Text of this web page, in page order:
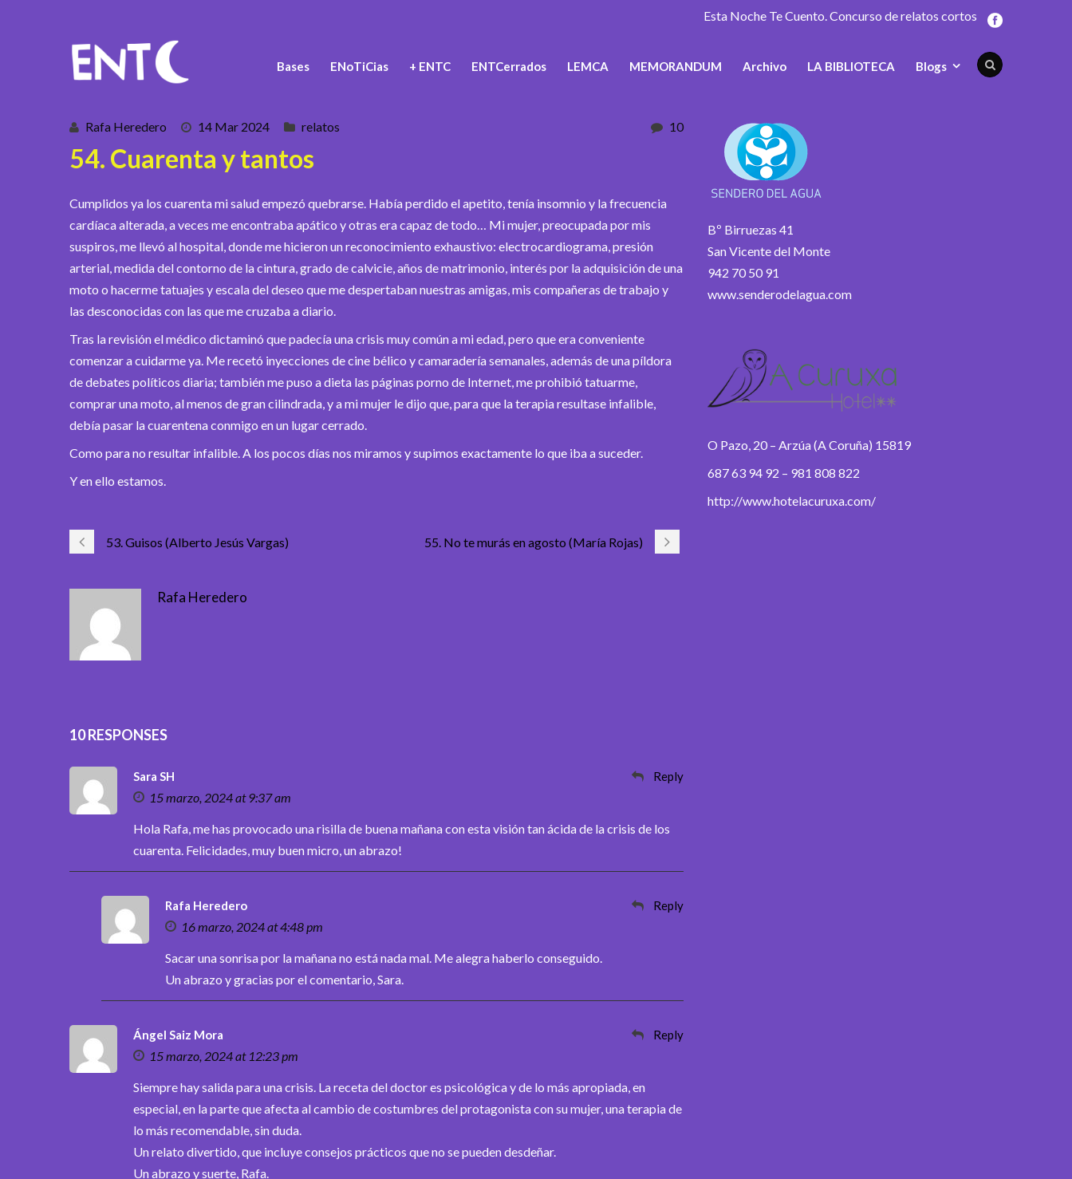
Esta Noche Te Cuento. Concurso de relatos cortos
Bases ENoTiCias + ENTC ENTCerrados LEMCA MEMORANDUM Archivo LA BIBLIOTECA Blogs
Rafa Heredero 14 Mar 2024 relatos 10
54. Cuarenta y tantos
Cumplidos ya los cuarenta mi salud empezó quebrarse. Había perdido el apetito, tenía insomnio y la frecuencia
cardíaca alterada, a veces me encontraba apático y otras era capaz de todo… Mi mujer, preocupada por mis
suspiros, me llevó al hospital, donde me hicieron un reconocimiento exhaustivo: electrocardiograma, presión
arterial, medida del contorno de la cintura, grado de calvicie, años de matrimonio, interés por la adquisición de una
moto o hacerme tatuajes y escala del deseo que me despertaban nuestras amigas, mis compañeras de trabajo y
las desconocidas con las que me cruzaba a diario.
Tras la revisión el médico dictaminó que padecía una crisis muy común a mi edad, pero que era conveniente
comenzar a cuidarme ya. Me recetó inyecciones de cine bélico y camaradería semanales, además de una píldora
de debates políticos diaria; también me puso a dieta las páginas porno de Internet, me prohibió tatuarme,
comprar una moto, al menos de gran cilindrada, y a mi mujer le dijo que, para que la terapia resultase infalible,
debía pasar la cuarentena conmigo en un lugar cerrado.
Como para no resultar infalible. A los pocos días nos miramos y supimos exactamente lo que iba a suceder.
Y en ello estamos.
53. Guisos (Alberto Jesús Vargas) 55. No te murás en agosto (María Rojas)
Rafa Heredero
10 RESPONSES
Sara SH
15 marzo, 2024 at 9:37 am
Reply
Hola Rafa, me has provocado una risilla de buena mañana con esta visión tan ácida de la crisis de los
cuarenta. Felicidades, muy buen micro, un abrazo!
Rafa Heredero
16 marzo, 2024 at 4:48 pm
Reply
Sacar una sonrisa por la mañana no está nada mal. Me alegra haberlo conseguido.
Un abrazo y gracias por el comentario, Sara.
Ángel Saiz Mora
15 marzo, 2024 at 12:23 pm
Reply
Siempre hay salida para una crisis. La receta del doctor es psicológica y de lo más apropiada, en
especial, en la parte que afecta al cambio de costumbres del protagonista con su mujer, una terapia de
lo más recomendable, sin duda.
Un relato divertido, que incluye consejos prácticos que no se pueden desdeñar.
Un abrazo y suerte, Rafa.
Bº Birruezas 41
San Vicente del Monte
942 70 50 91
www.senderodelagua.com
O Pazo, 20 – Arzúa (A Coruña) 15819
687 63 94 92 – 981 808 822
http://www.hotelacuruxa.com/